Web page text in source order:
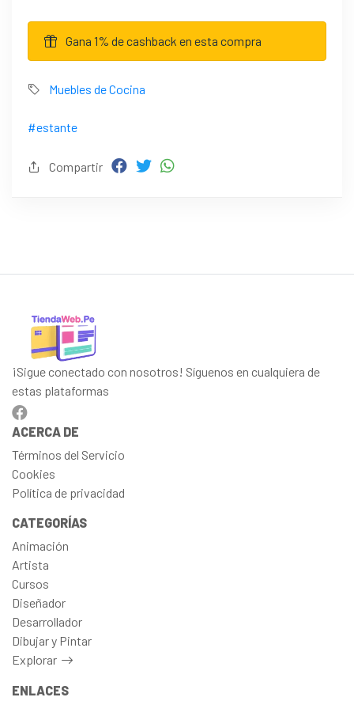
Gana 1% de cashback en esta compra
Muebles de Cocina
#estante
Compartir
¡Sigue conectado con nosotros! Síguenos en cualquiera de
estas plataformas
ACERCA DE
Términos del Servicio
Cookies
Política de privacidad
CATEGORÍAS
Animación
Artista
Cursos
Diseñador
Desarrollador
Dibujar y Pintar
Explorar
ENLACES